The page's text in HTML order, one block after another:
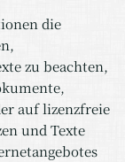
die
zu beachten,
auf lizenzfreie
und Texte